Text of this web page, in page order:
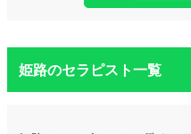
姫路のセラピスト一覧